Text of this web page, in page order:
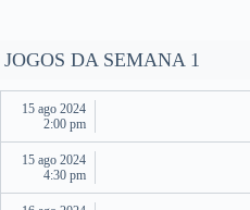
JOGOS DA SEMANA 1
15 ago 2024
2:00 pm
15 ago 2024
4:30 pm